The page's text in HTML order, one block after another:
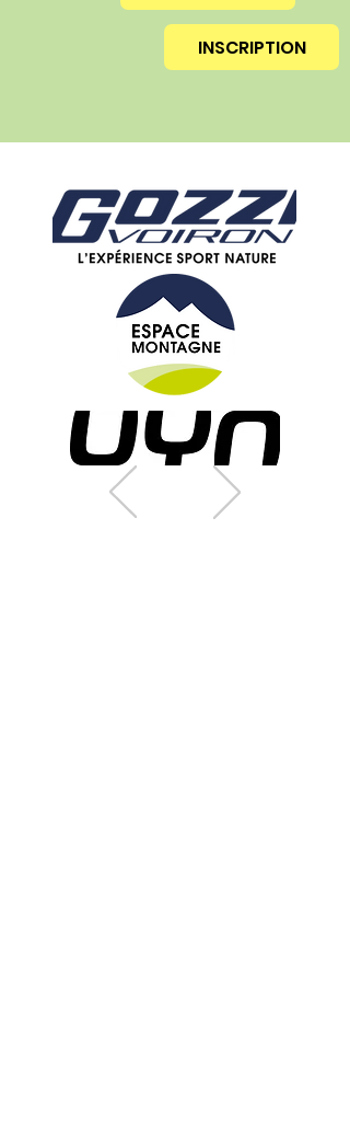
INSCRIPTION